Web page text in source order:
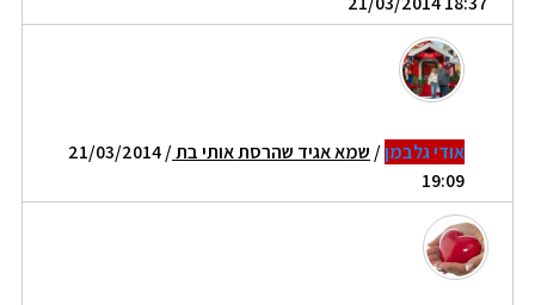
אודי גלבמן/ שמא אגיד שהרסת אותי בת / 21/03/2014
19:09